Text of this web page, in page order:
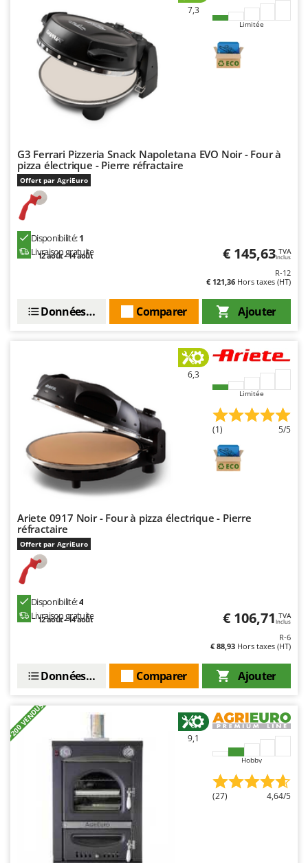
7,3
Limitée
G3 Ferrari Pizzeria Snack Napoletana EVO Noir - Four à
pizza électrique - Pierre réfractaire
Offert par AgriEuro
Disponibilité:1
Livraison gratuite
12 août - 14 août € 145,63 TVA
Inclus
R-12
€ 121,36 Hors taxes (HT)
Ajouter
Comparer
Données techniques
6,3
Limitée
(1) 5/5
Ariete 0917 Noir - Four à pizza électrique - Pierre
réfractaire
Offert par AgriEuro
Disponibilité:4
Livraison gratuite
12 août - 14 août € 106,71 TVA
Inclus
R-6
€ 88,93 Hors taxes (HT)
Ajouter
Comparer
Données techniques
+200 VENDUS 9,1
Hobby
(27) 4,64/5